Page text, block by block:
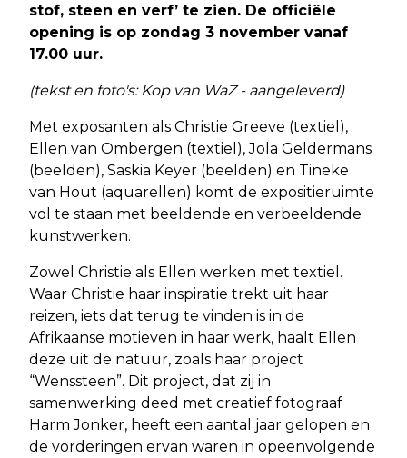
stof, steen en verf’ te zien. De officiële
opening is op zondag 3 november vanaf
17.00 uur.
(tekst en foto's: Kop van WaZ - aangeleverd)
Met exposanten als Christie Greeve (textiel),
Ellen van Ombergen (textiel), Jola Geldermans
(beelden), Saskia Keyer (beelden) en Tineke
van Hout (aquarellen) komt de expositieruimte
vol te staan met beeldende en verbeeldende
kunstwerken.
Zowel Christie als Ellen werken met textiel.
Waar Christie haar inspiratie trekt uit haar
reizen, iets dat terug te vinden is in de
Afrikaanse motieven in haar werk, haalt Ellen
deze uit de natuur, zoals haar project
“Wenssteen”. Dit project, dat zij in
samenwerking deed met creatief fotograaf
Harm Jonker, heeft een aantal jaar gelopen en
de vorderingen ervan waren in opeenvolgende